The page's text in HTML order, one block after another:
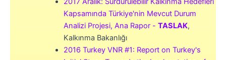
Kapsamında Türkiye'nin Mevcut Durum
Analizi Projesi, Ana Rapor - TASLAK,
Kalkınma Bakanlığı
2016 Turkey VNR #1: Report on Turkey's